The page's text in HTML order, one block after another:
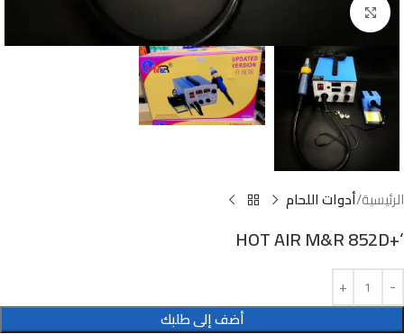
Click to enlarge
الرئيسية أدوات اللحام
‘+HOT AIR M&R 852D
أضف إلى طلبك